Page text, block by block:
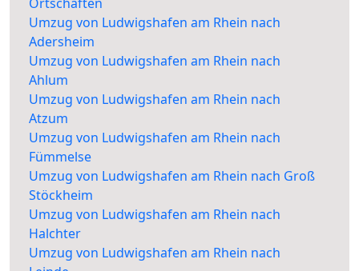
Umzug von Ludwigshafen am Rhein nach
Adersheim
Umzug von Ludwigshafen am Rhein nach
Ahlum
Umzug von Ludwigshafen am Rhein nach
Atzum
Umzug von Ludwigshafen am Rhein nach
Fümmelse
Umzug von Ludwigshafen am Rhein nach Groß
Stöckheim
Umzug von Ludwigshafen am Rhein nach
Halchter
Umzug von Ludwigshafen am Rhein nach